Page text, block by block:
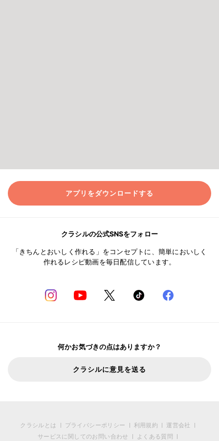
アプリをダウンロードする
クラシルの公式SNSをフォロー
「きちんとおいしく作れる」をコンセプトに、簡単においしく
作れるレシピ動画を毎日配信しています。
何かお気づきの点はありますか？
クラシルに意見を送る
クラシルとは プライバシーポリシー 利用規約
運営会社
サービスに関してのお問い合わせ
よくある質問